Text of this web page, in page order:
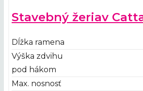
Stavebný žeriav
Dĺžka ramena
Výška zdvihu
pod hákom
Max. nosnosť